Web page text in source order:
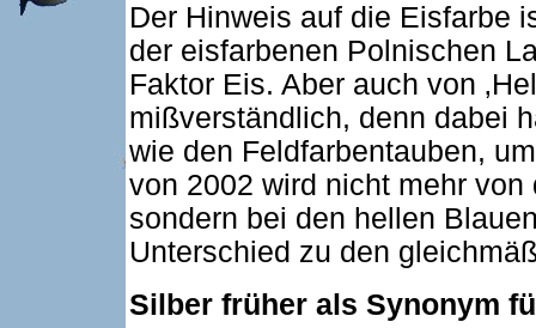
Der Hinweis auf die Eisfarbe
der eisfarbenen Polnischen
Faktor Eis. Aber auch von
mißverständlich, denn dabei
wie den Feldfarbentauben,
von 2002 wird nicht mehr von
sondern bei den hellen
Unterschied zu den
Silber früher als Synonym